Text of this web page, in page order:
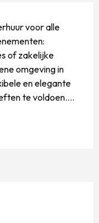
voor alle
of zakelijke
omgeving in
en elegante
te voldoen....